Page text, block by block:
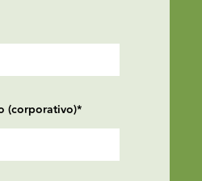
(corporativo)*